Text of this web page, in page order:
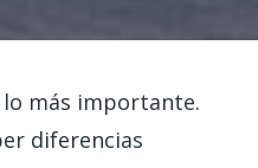
lo más importante.
diferencias